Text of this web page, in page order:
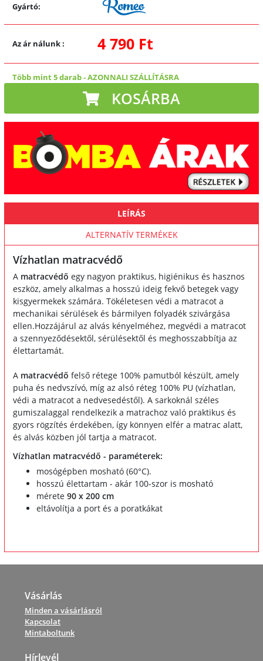
Gyártó:
Az ár nálunk: 4 790 Ft
Több mint 5 darab-AZONNALI SZÁLLÍTÁSRA
KOSÁRBA
LEÍRÁS
ALTERNATÍV TERMÉKEK
Vízhatlan matracvédő
A matracvédő egy nagyon praktikus, higiénikus és hasznos
eszköz, amely alkalmas a hosszú ideig fekvő betegek vagy
kisgyermekek számára. Tökéletesen védi a matracot a
mechanikai sérülések és bármilyen folyadék szivárgása
ellen.Hozzájárul az alvás kényelméhez, megvédi a matracot
a szennyeződésektől, sérülésektől és meghosszabbítja az
élettartamát.
A matracvédő felső rétege 100% pamutból készült, amely
puha és nedvszívó, míg az alsó réteg 100% PU (vízhatlan,
védi a matracot a nedvesedéstől). A sarkoknál széles
gumiszalaggal rendelkezik a matrachoz való praktikus és
gyors rögzítés érdekében, így könnyen elfér a matrac alatt,
és alvás közben jól tartja a matracot.
Vízhatlan matracvédő - paraméterek:
mosógépben mosható (60°C).
hosszú élettartam - akár 100-szor is mosható
mérete 90 x 200 cm
eltávolítja a port és a poratkákat
Vásárlás
Minden a vásárlásról
Kapcsolat
Mintaboltunk
Hírlevél